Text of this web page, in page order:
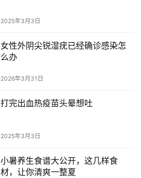
2025年3月3日
女性外阴尖锐湿疣已经确诊感染怎
么办
2026年3月31日
打完出血热疫苗头晕想吐
2025年3月3日
小暑养生食谱大公开，这几样食
材，让你清爽一整夏